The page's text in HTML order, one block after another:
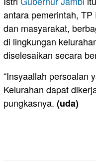
antara pemerintah,
dan masyarakat,
di lingkungan
diselesaikan secara
“Insyaallah persoalan
Kelurahan dapat
pungkasnya. (uda)